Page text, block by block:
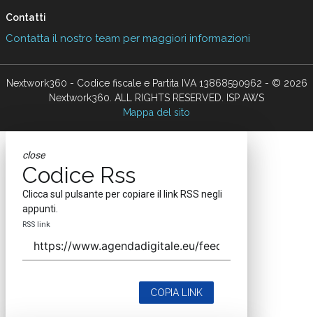
Contatti
Contatta il nostro team per maggiori informazioni
Nextwork360 - Codice fiscale e Partita IVA 13868590962 - © 2026
Nextwork360. ALL RIGHTS RESERVED. ISP AWS
Mappa del sito
close
Codice Rss
Clicca sul pulsante per copiare il link RSS negli
appunti.
RSS link
COPIA LINK